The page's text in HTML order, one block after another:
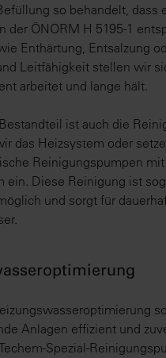
so behandelt, dass
der ÖNORM H 5195-1
Enthärtung, Entsalzung
Leitfähigkeit stellen wir
arbeitet und lange hält.
ist auch die
das Heizsystem oder
Reinigungspumpen
ein. Diese Reinigung ist
und sorgt für
Anlagen effizient und
Spezial-